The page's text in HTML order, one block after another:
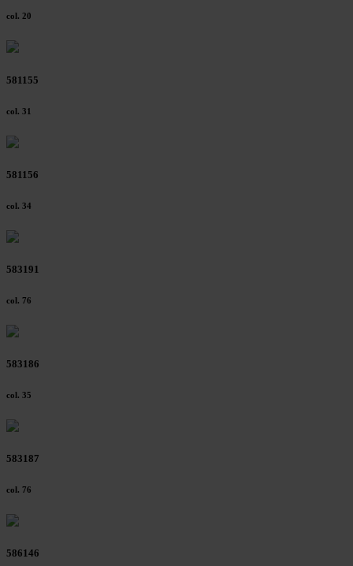
col. 20
581155
col. 31
581156
col. 34
583191
col. 76
583186
col. 35
583187
col. 76
586146